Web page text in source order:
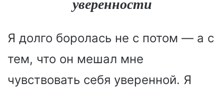
Я долго боролась не с потом — а с
тем, что он мешал мне
чувствовать себя уверенной. Я